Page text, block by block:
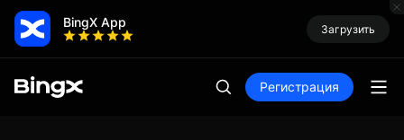
BingX App Загрузить
Регистрация